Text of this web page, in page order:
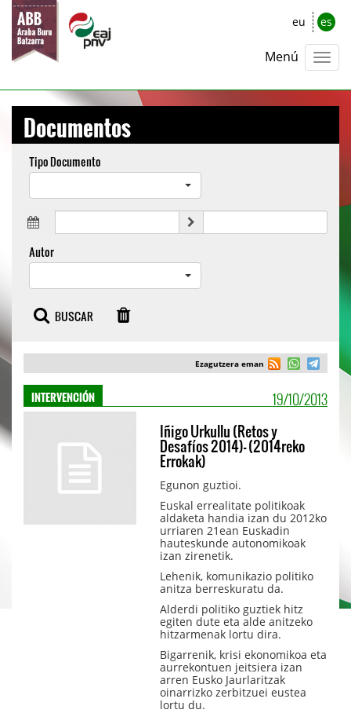
eu es
Menú
Documentos
Tipo Documento
Autor
BUSCAR
Ezagutzera eman
INTERVENCIÓN 19/10/2013
Iñigo Urkullu (Retos y
Desafíos 2014)- (2014reko
Errokak)
Egunon guztioi.
Euskal errealitate politikoak
aldaketa handia izan du 2012ko
urriaren 21ean Euskadin
hauteskunde autonomikoak
izan zirenetik.
Lehenik, komunikazio politiko
anitza berreskuratu da.
Alderdi politiko guztiek hitz
egiten dute eta alde anitzeko
hitzarmenak lortu dira.
Bigarrenik, krisi ekonomikoa eta
aurrekontuen jeitsiera izan
arren Eusko Jaurlaritzak
oinarrizko zerbitzuei eustea
lortu du.